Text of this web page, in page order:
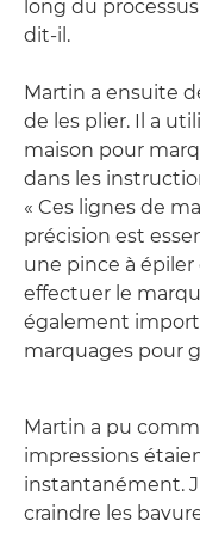
long du
dit-il.
Martin a ensuite
de les plier. Il a
maison pour
dans les
« Ces lignes de
précision est
une pince à
effectuer le
également
marquages pour
Martin a pu
impressions
instantanément.
craindre les